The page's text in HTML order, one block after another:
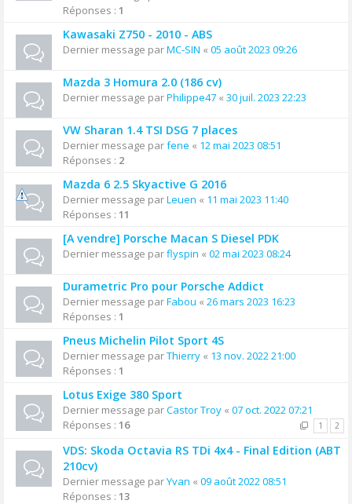
Réponses : 1
Kawasaki Z750 - 2010 - ABS
Dernier message parMC-SIN « 05 août 2023 09:26
Mazda 3 Homura 2.0 (186 cv)
Dernier message parPhilippe47 « 30 juil. 2023 22:23
VW Sharan 1.4 TSI DSG 7 places
Dernier message parfene « 12 mai 2023 08:51
Réponses : 2
Mazda 6 2.5 Skyactive G 2016
Dernier message parLeuen « 11 mai 2023 11:40
Réponses : 11
[A vendre] Porsche Macan S Diesel PDK
Dernier message parflyspin « 02 mai 2023 08:24
Durametric Pro pour Porsche Addict
Dernier message parFabou « 26 mars 2023 16:23
Réponses : 1
Pneus Michelin Pilot Sport 4S
Dernier message parThierry « 13 nov. 2022 21:00
Réponses : 1
Lotus Exige 380 Sport
Dernier message parCastor Troy « 07 oct. 2022 07:21
Réponses : 16 1 2
VDS: Skoda Octavia RS TDi 4x4 - Final Edition (ABT
210cv)
Dernier message parYvan « 09 août 2022 08:51
Réponses : 13